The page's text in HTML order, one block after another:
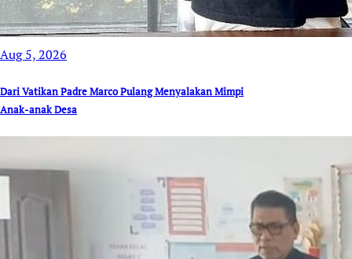
Aug 5, 2026
Dari Vatikan Padre Marco Pulang Menyalakan Mimpi
Anak-anak Desa